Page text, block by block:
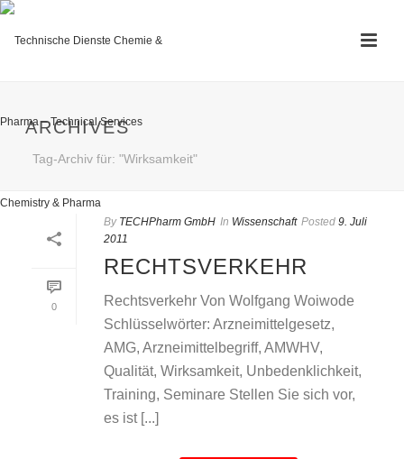
ARCHIVES
Tag-Archiv für: "Wirksamkeit"
0
By TECHPharm GmbH In Wissenschaft Posted 9. Juli
2011
RECHTSVERKEHR
Rechtsverkehr Von Wolfgang Woiwode
Schlüsselwörter: Arzneimittelgesetz,
AMG, Arzneimittelbegriff, AMWHV,
Qualität, Wirksamkeit, Unbedenklichkeit,
Training, Seminare Stellen Sie sich vor,
es ist [...]